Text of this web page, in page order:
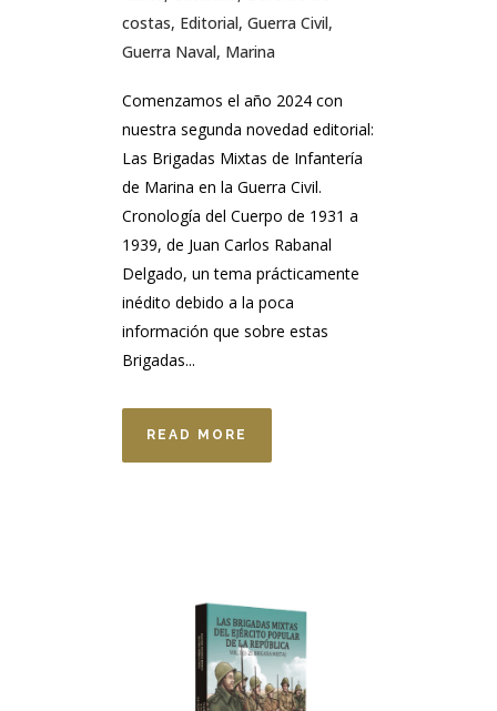
costas, Editorial, Guerra Civil,
Guerra Naval, Marina
Comenzamos el año 2024 con
nuestra segunda novedad editorial:
Las Brigadas Mixtas de Infantería
de Marina en la Guerra Civil.
Cronología del Cuerpo de 1931 a
1939, de Juan Carlos Rabanal
Delgado, un tema prácticamente
inédito debido a la poca
información que sobre estas
Brigadas...
READ MORE